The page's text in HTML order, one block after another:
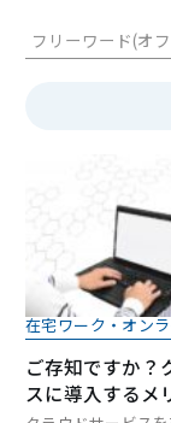
在宅ワーク・オン
ご存知ですか？
スに導入するメ